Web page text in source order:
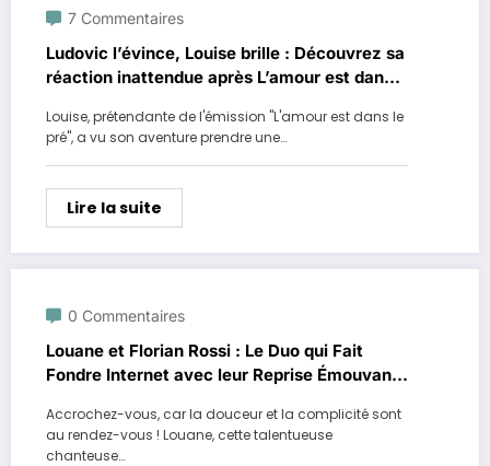
7 Commentaires
Ludovic l’évince, Louise brille : Découvrez sa
réaction inattendue après L’amour est dans
Louise, prétendante de l'émission "L'amour est dans le
pré", a vu son aventure prendre une…
Lire la suite
0 Commentaires
Louane et Florian Rossi : Le Duo qui Fait
Fondre Internet avec leur Reprise Émouvante
Accrochez-vous, car la douceur et la complicité sont
au rendez-vous ! Louane, cette talentueuse
chanteuse…